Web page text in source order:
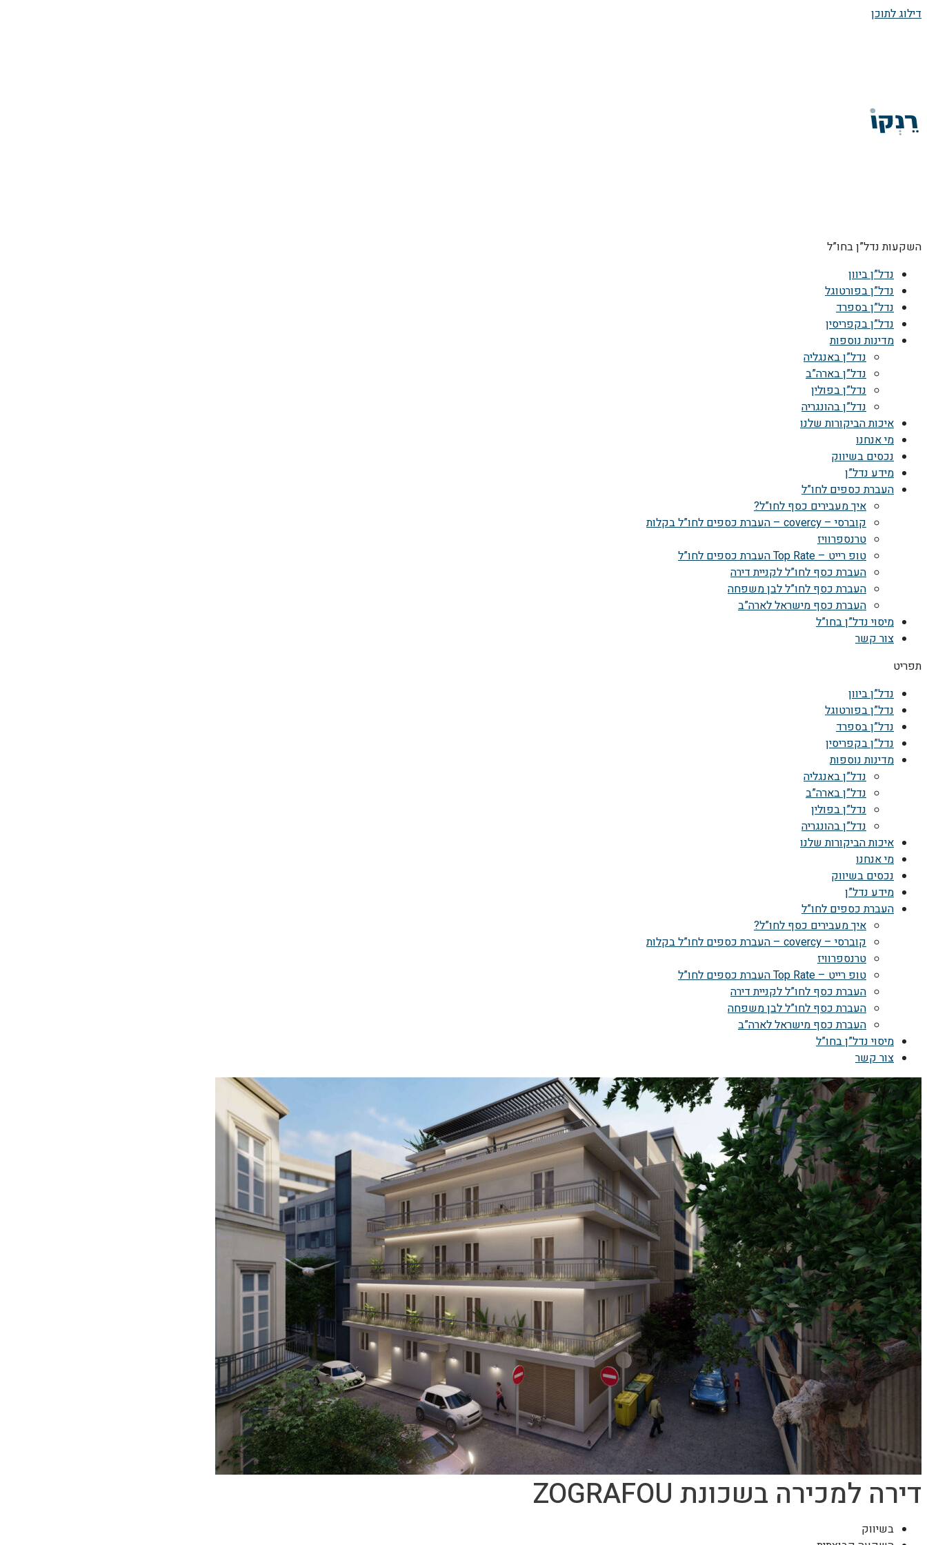
דילוג לתוכן
השקעות נדל”ן בחו”ל
נדל”ן ביוון
נדל”ן בפורטוגל
נדל”ן בספרד
נדל”ן בקפריסין
מדינות נוספות
נדל”ן באנגליה
נדל”ן בארה”ב
נדל”ן בפולין
נדל”ן בהונגריה
איכות הביקורות שלנו
מי אנחנו
נכסים בשיווק
מידע נדל”ן
העברת כספים לחו”ל
איך מעבירים כסף לחו”ל?
קוברסי – covercy – העברת כספים לחו”ל בקלות
טרנספרוויז
טופ רייט – Top Rate העברת כספים לחו”ל
העברת כסף לחו”ל לקניית דירה
העברת כסף לחו”ל לבן משפחה
העברת כסף מישראל לארה”ב
מיסוי נדל”ן בחו”ל
צור קשר
תפריט
נדל”ן ביוון
נדל”ן בפורטוגל
נדל”ן בספרד
נדל”ן בקפריסין
מדינות נוספות
נדל”ן באנגליה
נדל”ן בארה”ב
נדל”ן בפולין
נדל”ן בהונגריה
איכות הביקורות שלנו
מי אנחנו
נכסים בשיווק
מידע נדל”ן
העברת כספים לחו”ל
איך מעבירים כסף לחו”ל?
קוברסי – covercy – העברת כספים לחו”ל בקלות
טרנספרוויז
טופ רייט – Top Rate העברת כספים לחו”ל
העברת כסף לחו”ל לקניית דירה
העברת כסף לחו”ל לבן משפחה
העברת כסף מישראל לארה”ב
מיסוי נדל”ן בחו”ל
צור קשר
דירה למכירה בשכונת ZOGRAFOU
בשיווק